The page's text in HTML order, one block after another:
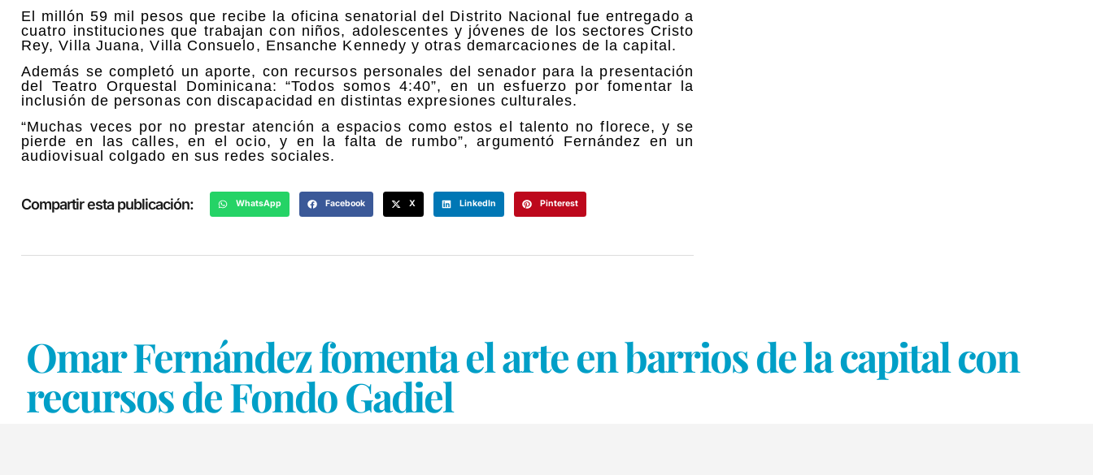
El millón 59 mil pesos que recibe la oficina senatorial del Distrito Nacional fue entregado a
cuatro instituciones que trabajan con niños, adolescentes y jóvenes de los sectores Cristo
Rey, Villa Juana, Villa Consuelo, Ensanche Kennedy y otras demarcaciones de la capital.
Además se completó un aporte, con recursos personales del senador para la presentación
del Teatro Orquestal Dominicana: “Todos somos 4:40”, en un esfuerzo por fomentar la
inclusión de personas con discapacidad en distintas expresiones culturales.
“Muchas veces por no prestar atención a espacios como estos el talento no florece, y se
pierde en las calles, en el ocio, y en la falta de rumbo”, argumentó Fernández en un
audiovisual colgado en sus redes sociales.
Compartir esta publicación: WhatsApp Facebook X LinkedIn Pinterest
Omar Fernández fomenta el arte en barrios de la capital con
recursos de Fondo Gadiel